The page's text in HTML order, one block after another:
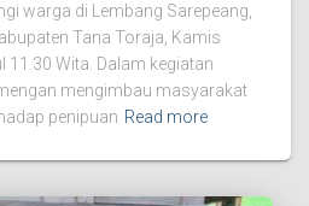
warga di Lembang Sarepeang,
Tana Toraja, Kamis
Wita. Dalam kegiatan
mengimbau masyarakat
penipuan Read more